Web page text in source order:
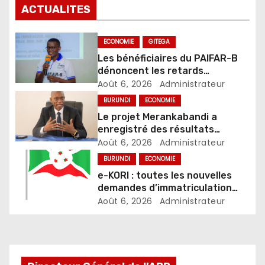
ACTUALITES
ECONOMIE GITEGA
Les bénéficiaires du PAIFAR-B
dénoncent les retards
exagérés dans l’octroi des
crédits agricoles
Août 6, 2026 Administrateur
BURUNDI ECONOMIE
Le projet Merankabandi a
enregistré des résultats
encourageants
Août 6, 2026 Administrateur
BURUNDI ECONOMIE
e-KORI : toutes les nouvelles
demandes d’immatriculation
désormais en ligne à partir du 4
Août 6, 2026 Administrateur